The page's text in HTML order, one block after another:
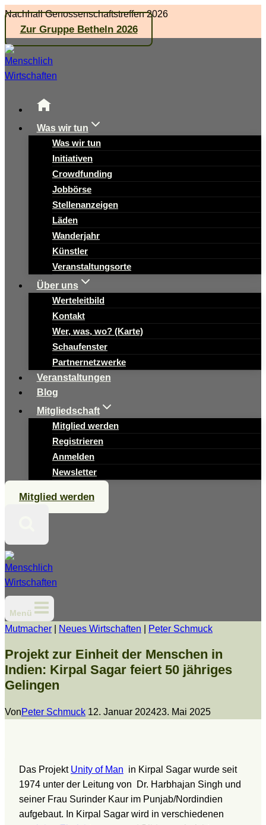
Zum
Inhalt
springen
Nachhall Genossenschaftstreffen 2026
Zur Gruppe Betheln 2026
Was wir tun
Was wir tun
Initiativen
Crowdfunding
Jobbörse
Stellenanzeigen
Läden
Wanderjahr
Künstler
Veranstaltungsorte
Über uns
Werteleitbild
Kontakt
Wer, was, wo? (Karte)
Schaufenster
Partnernetzwerke
Veranstaltungen
Blog
Mitgliedschaft
Mitglied werden
Registrieren
Anmelden
Newsletter
Mitglied werden
Menü
Mutmacher Neues Wirtschaften Peter Schmuck
Projekt zur Einheit der Menschen in
Indien: Kirpal Sagar feiert 50 jähriges
Gelingen
VonPeter Schmuck 12. Januar 202423. Mai 2025
Das Projekt Unity of Man in Kirpal Sagar wurde seit
1974 unter der Leitung von Dr. Harbhajan Singh und
seiner Frau Surinder Kaur im Punjab/Nordindien
aufgebaut. In Kirpal Sagar wird in verschiedenen